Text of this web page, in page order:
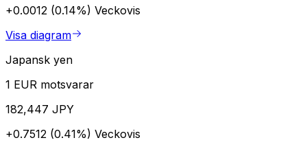
+0.0012 (0.14%) Veckovis
Visa diagram
Japansk yen
1 EUR motsvarar
182,447 JPY
+0.7512 (0.41%) Veckovis